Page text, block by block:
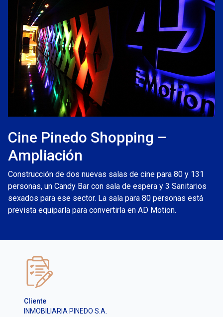
Cine Pinedo Shopping –
Ampliación
Construcción de dos nuevas salas de cine para 80 y 131
personas, un Candy Bar con sala de espera y 3 Sanitarios
sexados para ese sector. La sala para 80 personas está
prevista equiparla para convertirla en AD Motion.
Cliente
INMOBILIARIA PINEDO S.A.